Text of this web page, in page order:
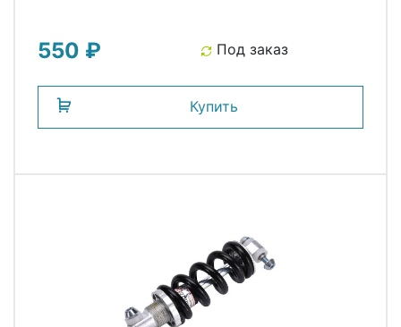
550 ₽ Под заказ
Купить